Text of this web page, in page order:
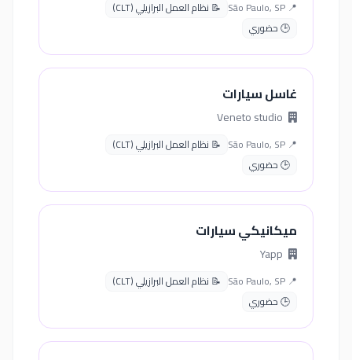
📍 São Paulo, SP
📝 نظام العمل البرازيلي (CLT)
🕒 حضوري
غاسل سيارات
📍 São Paulo, SP
📝 نظام العمل البرازيلي (CLT)
🕒 حضوري
ميكانيكي سيارات
📍 São Paulo, SP
📝 نظام العمل البرازيلي (CLT)
🕒 حضوري